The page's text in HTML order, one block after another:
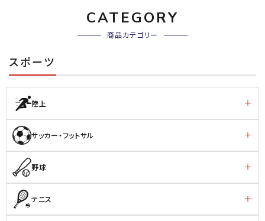
CATEGORY
商品カテゴリー
スポーツ
陸上
サッカー・フットサル
野球
テニス